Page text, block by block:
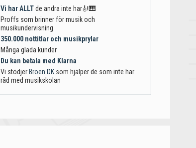
Vi har ALLTde andra inte har🎻🎹
Proffs som brinner för musik och
musikundervisning
350.000 nottitlar och musikprylar
Många glada kunder
Du kan betala med Klarna
Vi stödjer Broen DKsom hjälper de som inte har
råd med musikskolan